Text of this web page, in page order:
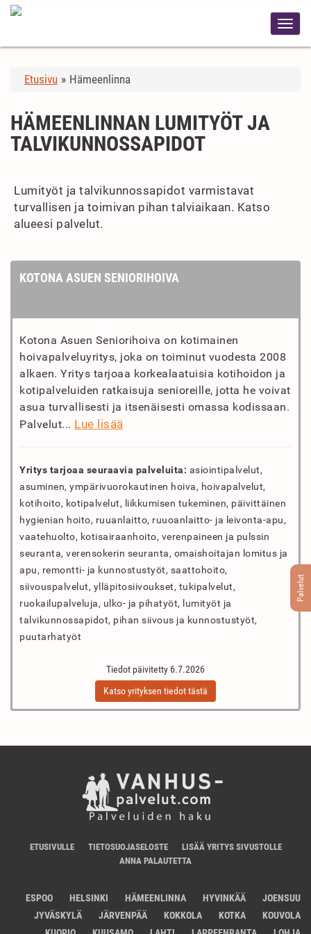
Etusivu » Hämeenlinna
Palvelut
HÄMEENLINNAN LUMITYÖT JA
TALVIKUNNOSSAPIDOT
Lumityöt ja talvikunnossapidot varmistavat
turvallisen ja toimivan pihan talviaikaan. Katso
alueesi palvelut.
KOTONA ASUEN SENIORIHOIVA
Kotona Asuen Seniorihoiva on kotimainen
hoivapalveluyritys, joka on toiminut vuodesta 2008
alkaen. Yritys tarjoaa korkealaatuisia kotihoidon ja
kotipalveluiden ratkaisuja senioreille, jotta he voivat
asua turvallisesti ja itsenäisesti omassa kodissaan.
Palvelut... Lue lisää
Yritys tarjoaa seuraavia palveluita: asiointipalvelut,
asuminen, ympärivuorokautinen hoiva, hoivapalvelut,
kotihoito, kotipalvelut, liikkumisen tukeminen, päivittäinen
hygienian hoito, ruuanlaitto, ruuoanlaitto- ja leivonta-apu,
vaatehuolto, kotisairaanhoito, verenpaineen ja pulssin
seuranta, verensokerin seuranta, omaishoitajan lomitus ja
apu, remontti- ja kunnostustyöt, saattohoito,
siivouspalvelut, ylläpitosiivoukset, tukipalvelut,
ruokailupalveluja, ulko- ja pihatyöt, lumityöt ja
talvikunnossapidot, pihan siivous ja kunnostustyöt,
puutarhatyöt
Tiedot päivitetty 6.7.2026
Katso yrityksen tiedot tästä
ETUSIVULLE TIETOSUOJASELOSTE
LISÄÄ YRITYS SIVUSTOLLE
ANNA PALAUTETTA
ESPOO HELSINKI HÄMEENLINNA HYVINKÄÄ
JOENSUU
JYVÄSKYLÄ
JÄRVENPÄÄ KOKKOLA KOTKA
KOUVOLA